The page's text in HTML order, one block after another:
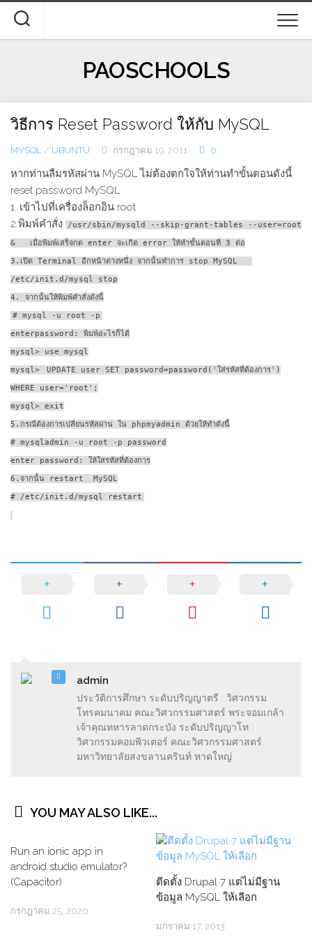
content
PAOSCHOOLS
วิธีการ Reset Password ให้กับ MySQL
MYSQL / UBUNTU กรกฎาคม 19, 2011 0
หากท่านลืมรหัสผ่าน MySQL ไม่ต้องตกใจให้ท่านทำขั้นตอนดังนี้
reset password MySQL
1. เข้าไปที่เครื่องล็อกอิน root
2.พิมพ์คำสั่ง
/usr/sbin/mysqld --skip-grant-tables --user=root
& เมื่อพิมพ์เสร็จกด enter จะเกิด error ให้ทำขั้นตอนที่ 3 ต่อ
3.เปิด Terminal อีกหน้าต่างหนึ่ง จากนั้นทำการ stop MySQL
/etc/init.d/mysql stop
4. จากนั้นให้พิมพ์คำสั่งดังนี้
# mysql -u root -p
enterpassword: พิมพ์อะไรก็ได้
mysql> use mysql
mysql>
UPDATE user SET password=password('ใส่รหัสที่ต้องการ')
WHERE user='root';
mysql> exit
5.กรณีต้องการเปลี่ยนรหัสผ่าน ใน phpmyadmin ด้วยให้ทำดังนี้
# mysqladmin -u root -p password
enter password: ให้ใสรหัสที่ต้องการ
6.จากนั้น restart MySQL
# /etc/init.d/mysql restart
admin
ประวัติการศึกษา ระดับปริญญาตรี : วิศวกรรม
โทรคมนาคม คณะวิศวกรรมศาสตร์ พระจอมเกล้า
เจ้าคุณทหารลาดกระบัง ระดับปริญญาโท :
วิศวกรรมคอมพิวเตอร์ คณะวิศวกรรมศาสตร์
มหาวิทยาลัยสงขลานครินท์ หาดใหญ่
YOU MAY ALSO LIKE...
Run an ionic app in
android studio emulator?
(Capacitor)
กรกฎาคม 25, 2020
ตีดตั้ง Drupal 7 แต่ไม่มีฐาน
ข้อมูล MySQL ให้เลีอก
มกราคม 17, 2013